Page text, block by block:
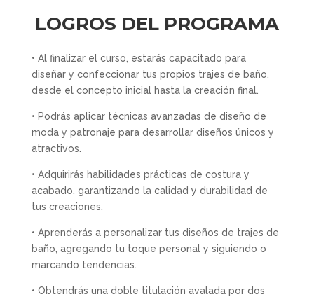
LOGROS DEL PROGRAMA
• Al finalizar el curso, estarás capacitado para
diseñar y confeccionar tus propios trajes de baño,
desde el concepto inicial hasta la creación final.
• Podrás aplicar técnicas avanzadas de diseño de
moda y patronaje para desarrollar diseños únicos y
atractivos.
• Adquirirás habilidades prácticas de costura y
acabado, garantizando la calidad y durabilidad de
tus creaciones.
• Aprenderás a personalizar tus diseños de trajes de
baño, agregando tu toque personal y siguiendo o
marcando tendencias.
• Obtendrás una doble titulación avalada por dos